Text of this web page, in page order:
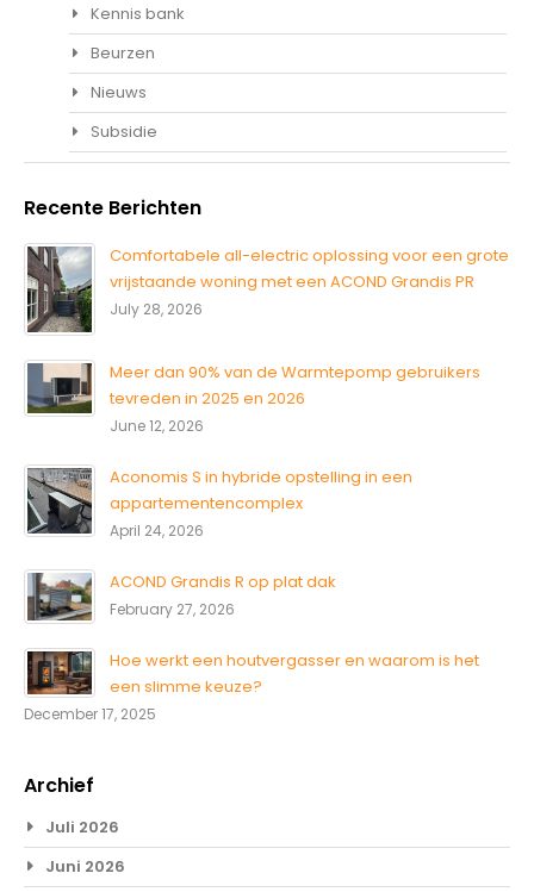
Kennis bank
Beurzen
Nieuws
Subsidie
Recente Berichten
Comfortabele all-electric oplossing voor een grote
vrijstaande woning met een ACOND Grandis PR
July 28, 2026
Meer dan 90% van de Warmtepomp gebruikers
tevreden in 2025 en 2026
June 12, 2026
Aconomis S in hybride opstelling in een
appartementencomplex
April 24, 2026
ACOND Grandis R op plat dak
February 27, 2026
Hoe werkt een houtvergasser en waarom is het
een slimme keuze?
December 17, 2025
Archief
Juli 2026
Juni 2026